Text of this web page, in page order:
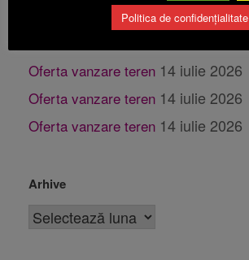
Oferta vanzare teren 14 iulie 2026
Oferta vanzare teren 14 iulie 2026
Oferta vanzare teren 14 iulie 2026
Oferta vanzare teren 14 iulie 2026
Arhive
Politica de confidențialitate